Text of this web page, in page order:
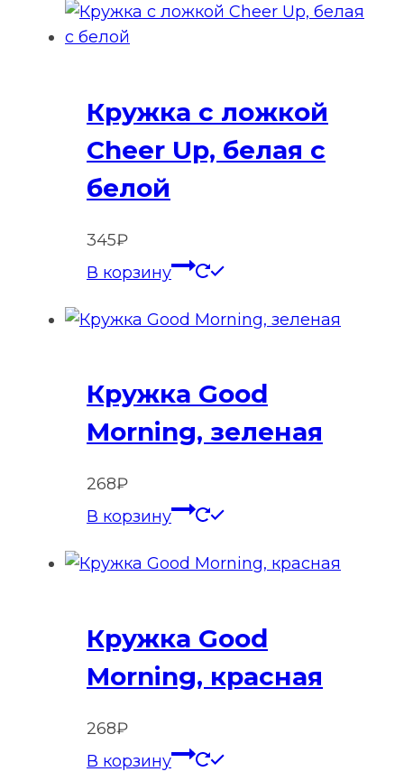
Кружка с ложкой
Cheer Up, белая с
белой
345₽
В корзину
Кружка Good
Morning, зеленая
268₽
В корзину
Кружка Good
Morning, красная
268₽
В корзину